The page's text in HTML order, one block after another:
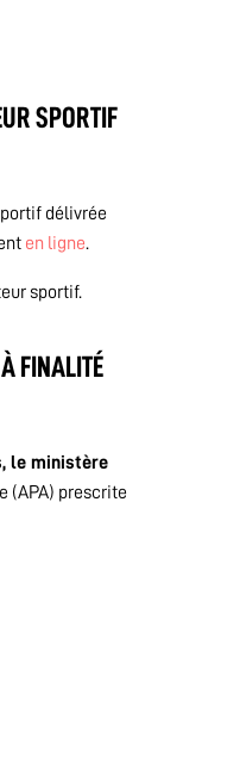
SPORTIF
délivrée
en ligne.
sportif.
FINALITÉ
le ministère
(APA) prescrite